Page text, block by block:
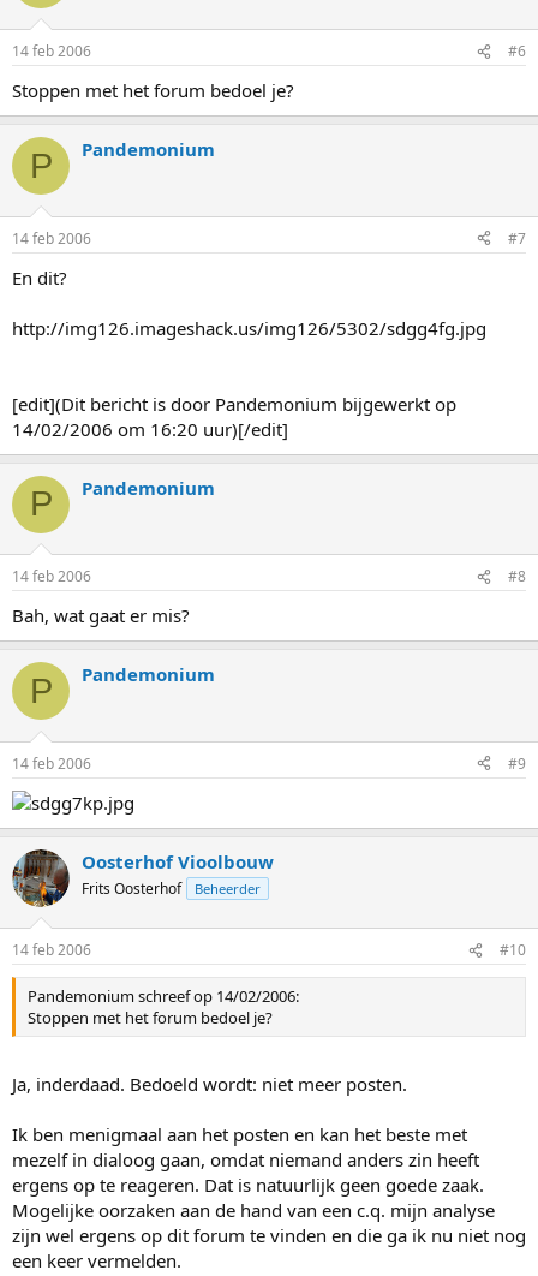
14 feb 2006 #6
Stoppen met het forum bedoel je?
P Pandemonium
14 feb 2006 #7
En dit?
http://img126.imageshack.us/img126/5302/sdgg4fg.jpg
[edit](Dit bericht is door Pandemonium bijgewerkt op
14/02/2006 om 16:20 uur)[/edit]
P Pandemonium
14 feb 2006 #8
Bah, wat gaat er mis?
P Pandemonium
14 feb 2006 #9
Oosterhof Vioolbouw
Frits Oosterhof Beheerder
14 feb 2006 #10
Pandemonium schreef op 14/02/2006:
Stoppen met het forum bedoel je?
Ja, inderdaad. Bedoeld wordt: niet meer posten.
Ik ben menigmaal aan het posten en kan het beste met
mezelf in dialoog gaan, omdat niemand anders zin heeft
ergens op te reageren. Dat is natuurlijk geen goede zaak.
Mogelijke oorzaken aan de hand van een c.q. mijn analyse
zijn wel ergens op dit forum te vinden en die ga ik nu niet nog
een keer vermelden.